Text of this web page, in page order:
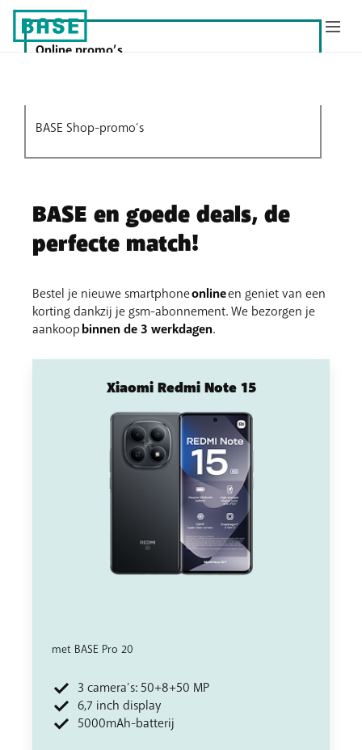
Online promo’s
BASE Shop-promo’s
BASE en goede deals, de
perfecte match!
Bestel je nieuwe smartphoneonlineen geniet van een
korting dankzij je gsm-abonnement. We bezorgen je
aankoopbinnen de 3 werkdagen.
Xiaomi Redmi Note 15
met BASE Pro 20
3 camera’s: 50+8+50 MP
6,7 inch display
5000mAh-batterij